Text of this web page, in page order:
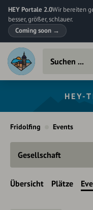
HEY Portale 2.0Wir bereiten
besser, größer, schlauer.
Coming soon →
HEY-
Fridolfing Events
Gesellschaft
Übersicht Plätze